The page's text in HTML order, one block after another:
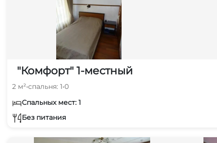
"Комфорт" 1-местный
2 м²•спальня: 1•0
Спальных мест: 1
Без питания